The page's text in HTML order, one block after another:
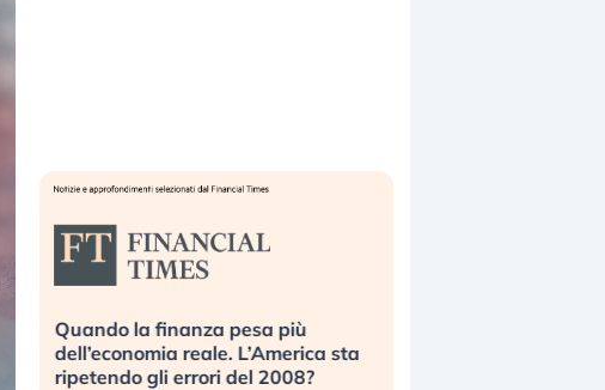
Quando la finanza pesa più
dell’economia reale. L’America sta
ripetendo gli errori del 2008?